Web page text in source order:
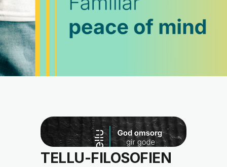
TELLU-FILOSOFIEN